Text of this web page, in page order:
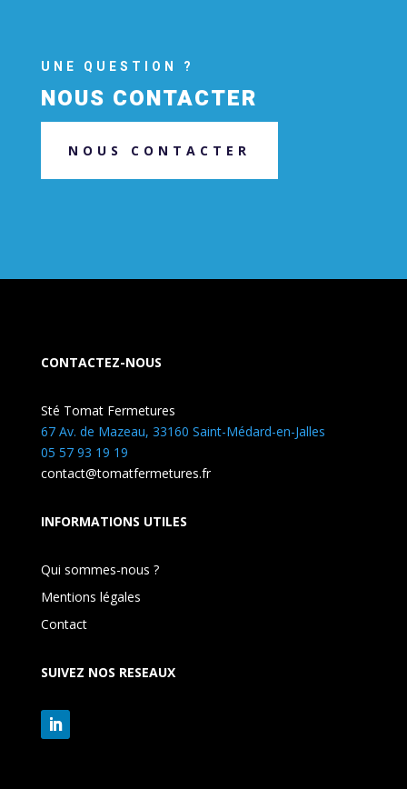
UNE QUESTION ?
NOUS CONTACTER
NOUS CONTACTER
CONTACTEZ-NOUS
Sté Tomat Fermetures
67 Av. de Mazeau, 33160 Saint-Médard-en-Jalles
05 57 93 19 19
contact@tomatfermetures.fr
INFORMATIONS UTILES
Qui sommes-nous ?
Mentions légales
Contact
SUIVEZ NOS RESEAUX